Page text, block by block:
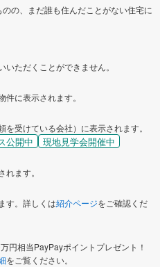
の、まだ誰も住んだことがない住宅に
ただくことができません。
に表示されます。
受けている会社）に表示されます。
公開中
現地見学会開催中
ます。
す。詳しくは紹介ページをご確認くだ
円相当PayPayポイントプレゼント！
をご覧ください。